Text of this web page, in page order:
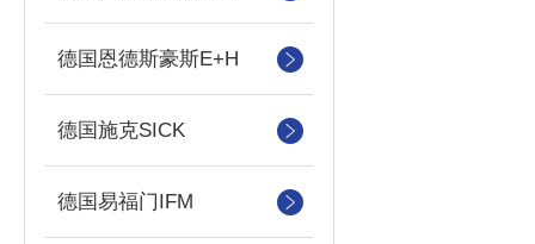
德国恩德斯豪斯E+H
德国施克SICK
德国易福门IFM